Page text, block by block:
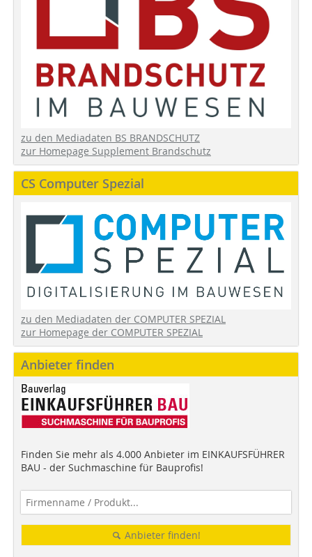
zu den Mediadaten BS BRANDSCHUTZ
zur Homepage Supplement Brandschutz
CS Computer Spezial
zu den Mediadaten der COMPUTER SPEZIAL
zur Homepage der COMPUTER SPEZIAL
Anbieter finden
Finden Sie mehr als 4.000 Anbieter im EINKAUFSFÜHRER
BAU - der Suchmaschine für Bauprofis!
Anbieter finden!